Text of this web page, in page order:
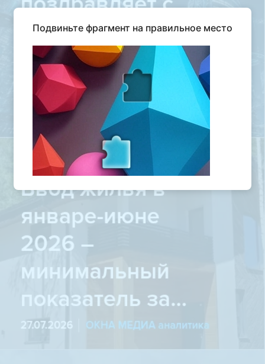
Подвиньте фрагмент на правильное место